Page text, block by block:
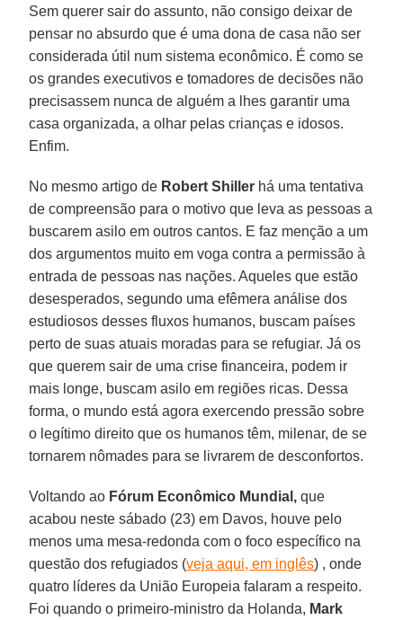
Sem querer sair do assunto, não consigo deixar de
pensar no absurdo que é uma dona de casa não ser
considerada útil num sistema econômico. É como se
os grandes executivos e tomadores de decisões não
precisassem nunca de alguém a lhes garantir uma
casa organizada, a olhar pelas crianças e idosos.
Enfim.
No mesmo artigo de Robert Shiller há uma tentativa
de compreensão para o motivo que leva as pessoas a
buscarem asilo em outros cantos. E faz menção a um
dos argumentos muito em voga contra a permissão à
entrada de pessoas nas nações. Aqueles que estão
desesperados, segundo uma efêmera análise dos
estudiosos desses fluxos humanos, buscam países
perto de suas atuais moradas para se refugiar. Já os
que querem sair de uma crise financeira, podem ir
mais longe, buscam asilo em regiões ricas. Dessa
forma, o mundo está agora exercendo pressão sobre
o legítimo direito que os humanos têm, milenar, de se
tornarem nômades para se livrarem de desconfortos.
Voltando ao Fórum Econômico Mundial, que
acabou neste sábado (23) em Davos, houve pelo
menos uma mesa-redonda com o foco específico na
questão dos refugiados (veja aqui, em inglês) , onde
quatro líderes da União Europeia falaram a respeito.
Foi quando o primeiro-ministro da Holanda, Mark